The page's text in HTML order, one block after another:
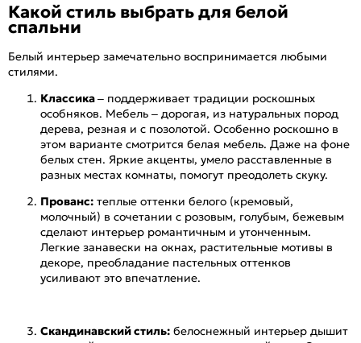
Какой стиль выбрать для белой
спальни
Белый интерьер замечательно воспринимается любыми
стилями.
Классика– поддерживает традиции роскошных
особняков. Мебель – дорогая, из натуральных пород
дерева, резная и с позолотой. Особенно роскошно в
этом варианте смотрится белая мебель. Даже на фоне
белых стен. Яркие акценты, умело расставленные в
разных местах комнаты, помогут преодолеть скуку.
Прованс: теплые оттенки белого (кремовый,
молочный) в сочетании с розовым, голубым, бежевым
сделают интерьер романтичным и утонченным.
Легкие занавески на окнах, растительные мотивы в
декоре, преобладание пастельных оттенков
усиливают это впечатление.
Скандинавский стиль: белоснежный интерьер дышит